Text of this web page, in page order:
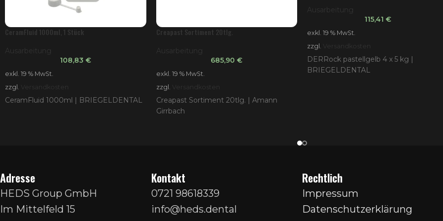
CeramFluid 1000ml, 1 Stück
Ausarbeitung
108,83€
exkl. 19 % MwSt.
zzgl. Versandkosten
CeramFluid 1000ml | BRIEGELDENTAL
Creapast Sortiment 20tlg.
Ausarbeitung
685,90€
exkl. 19 % MwSt.
zzgl. Versandkosten
Creapast Sortiment 20tlg. | Amann
Girrbach
Ausarbeitung
115,41 €
exkl. 19 % MwSt.
zzgl. Versandkosten
DERRock pastellgelb 4 x 5 kg |
BRIEGELDENTAL
Adresse
HEDS Group GmbH
Im Mittelfeld 15
Kontakt
0721 98618339
info@heds.dental
Rechtlich
Impressum
Datenschutzerklärung